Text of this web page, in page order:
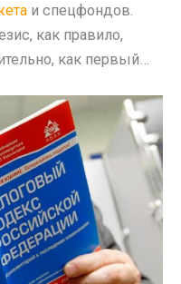
и спецфондов.
как правило,
как первый…